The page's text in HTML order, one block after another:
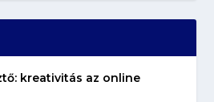
kreativitás az online